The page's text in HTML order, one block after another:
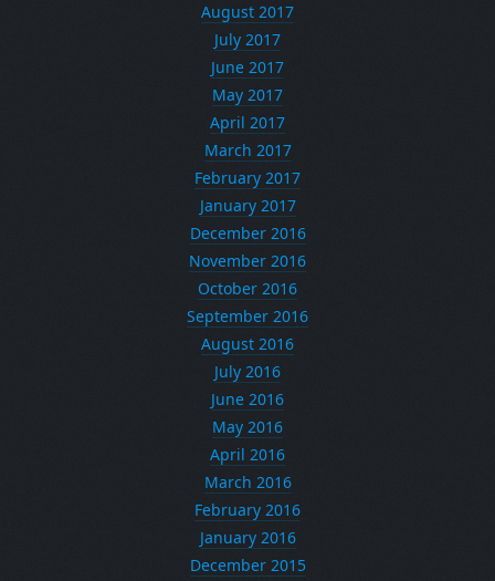
August 2017
July 2017
June 2017
May 2017
April 2017
March 2017
February 2017
January 2017
December 2016
November 2016
October 2016
September 2016
August 2016
July 2016
June 2016
May 2016
April 2016
March 2016
February 2016
January 2016
December 2015